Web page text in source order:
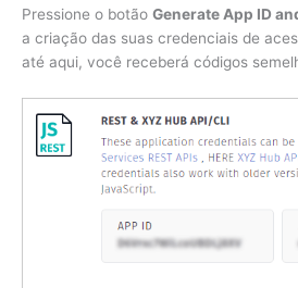
Pressione o botão Generate App ID
a criação das suas credenciais de
até aqui, você receberá códigos